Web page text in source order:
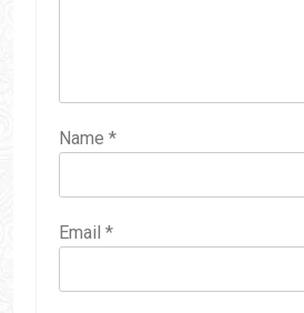
Name *
Email *